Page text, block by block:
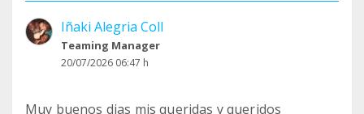
Iñaki Alegria Coll
Teaming Manager
20/07/2026 06:47 h
Muy buenos dias mis queridas y queridos